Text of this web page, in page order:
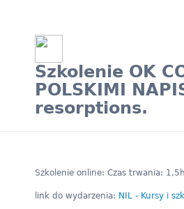
Szkolenie OK
POLSKIMI
resorptions.
Szkolenie online: Czas trwania:
link do wydarzenia: NIL - Kursy i